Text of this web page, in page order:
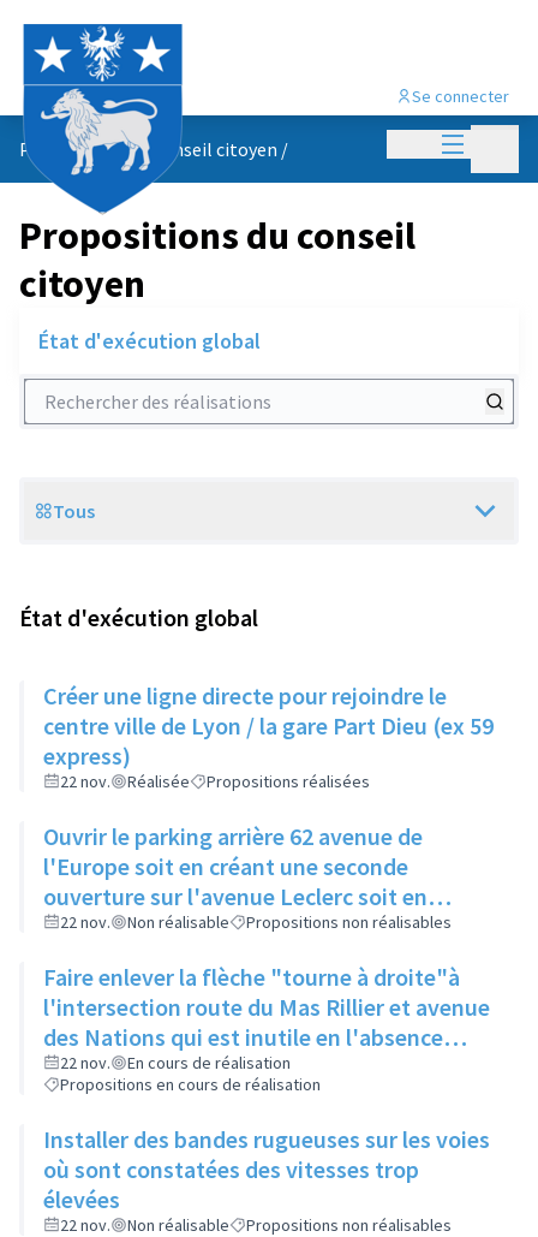
Menu
Se connecter
Propositions du conseil citoyen /
Propositions du conseil
citoyen
État d'exécution global
Rechercher des réalisations
Scope
Tous
État d'exécution global
Créer une ligne directe pour rejoindre le
centre ville de Lyon / la gare Part Dieu (ex 59
express)
22 nov. Réalisée Propositions réalisées
Ouvrir le parking arrière 62 avenue de
l'Europe soit en créant une seconde
ouverture sur l'avenue Leclerc soit en
supprimant les 2 places du bout
22 nov. Non réalisable Propositions non réalisables
Faire enlever la flèche "tourne à droite"à
l'intersection route du Mas Rillier et avenue
des Nations qui est inutile en l'absence
d'une seconde voie
22 nov.
En cours de réalisation
Propositions en cours de réalisation
Installer des bandes rugueuses sur les voies
où sont constatées des vitesses trop
élevées
22 nov. Non réalisable Propositions non réalisables